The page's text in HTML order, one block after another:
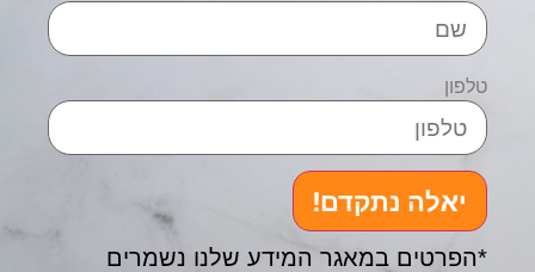
טלפון
יאלה נתקדם!
*הפרטים במאגר המידע שלנו נשמרים